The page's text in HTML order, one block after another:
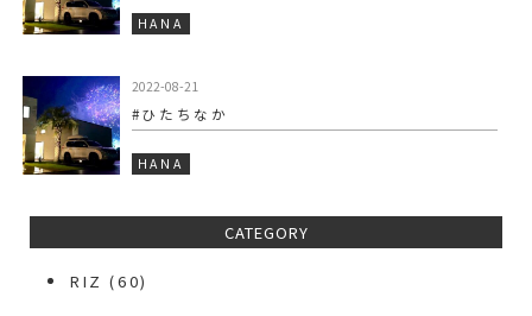
HANA
2022-08-21
#ひたちなか
HANA
CATEGORY
RIZ (60)